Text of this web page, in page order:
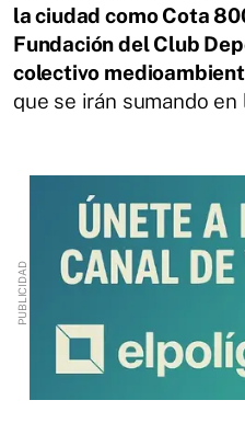
la ciudad como Cota
Fundación del Club
colectivo
que se irán sumando